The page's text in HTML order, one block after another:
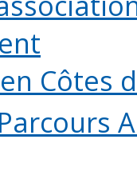
en Côtes